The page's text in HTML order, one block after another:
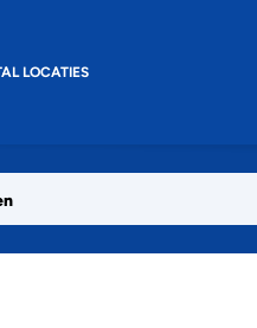
LOCATIES